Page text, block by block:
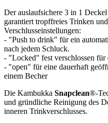
Der auslaufsichere 3 in 1
garantiert tropffreies Trinken
Verschlusseinstellungen:
- "Push to drink" für ein
nach jedem Schluck.
- "Locked" fest verschlossen für
- "open" für eine dauerhaft
einem Becher
Die Kambukka Snapclean®-
und gründliche Reinigung des
inneren Trinkverschlusses.